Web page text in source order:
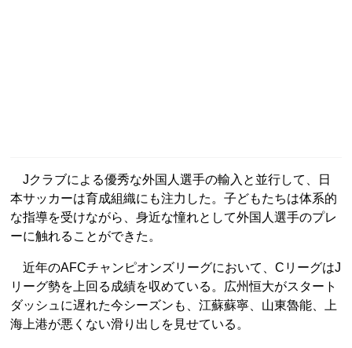
Jクラブによる優秀な外国人選手の輸入と並行して、日
本サッカーは育成組織にも注力した。子どもたちは体系的
な指導を受けながら、身近な憧れとして外国人選手のプレ
ーに触れることができた。
近年のAFCチャンピオンズリーグにおいて、CリーグはJ
リーグ勢を上回る成績を収めている。広州恒大がスタート
ダッシュに遅れた今シーズンも、江蘇蘇寧、山東魯能、上
海上港が悪くない滑り出しを見せている。